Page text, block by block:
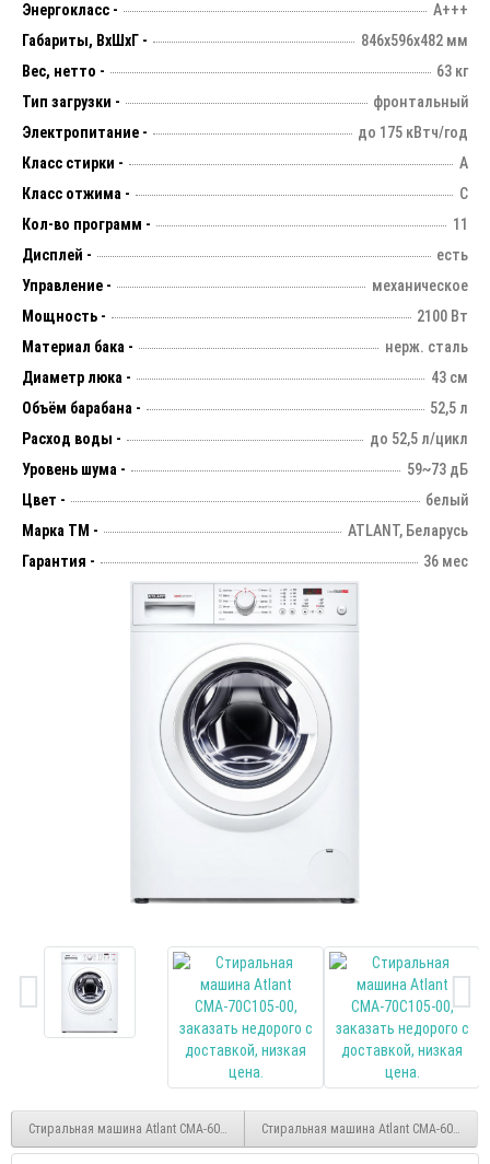
Энергокласс -
А+++
Габариты, ВхШхГ -
846х596х482 мм
Вес, нетто -
63 кг
Тип загрузки -
фронтальный
Электропитание -
до 175 кВтч/год
Класс стирки -
А
Класс отжима -
С
Кол-во программ -
11
Дисплей -
есть
Управление -
механическое
Мощность -
2100 Вт
Материал бака -
нерж. сталь
Диаметр люка -
43 см
Объём барабана -
52,5 л
Расход воды -
до 52,5 л/цикл
Уровень шума -
59~73 дБ
Цвет -
белый
Марка ТМ -
ATLANT, Беларусь
Гарантия -
36 мес
Стиральная машина Atlant СМА-60У1214-01, белый/черный, 6кг
Стиральная машина Atlant СМА-60У87-